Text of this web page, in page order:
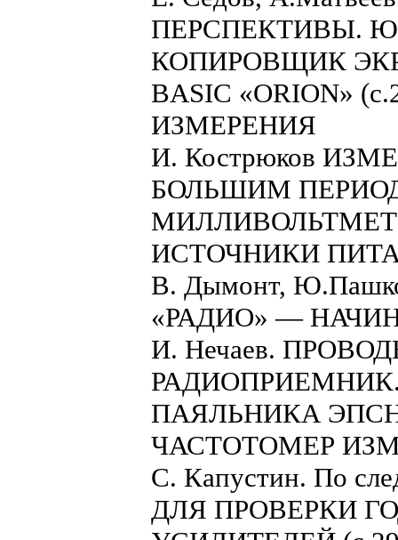
ПЕРСПЕКТИВЫ. Ю.
КОПИРОВЩИК
BASIC «ORION»
ИЗМЕРЕНИЯ
И. Кострюков
БОЛЬШИМ
ИСТОЧНИКИ
В. Дымонт,
«РАДИО» —
И. Нечаев.
ПАЯЛЬНИКА ЭПСН-
ЧАСТОТОМЕР
С. Капустин. По
ДЛЯ ПРОВЕРКИ